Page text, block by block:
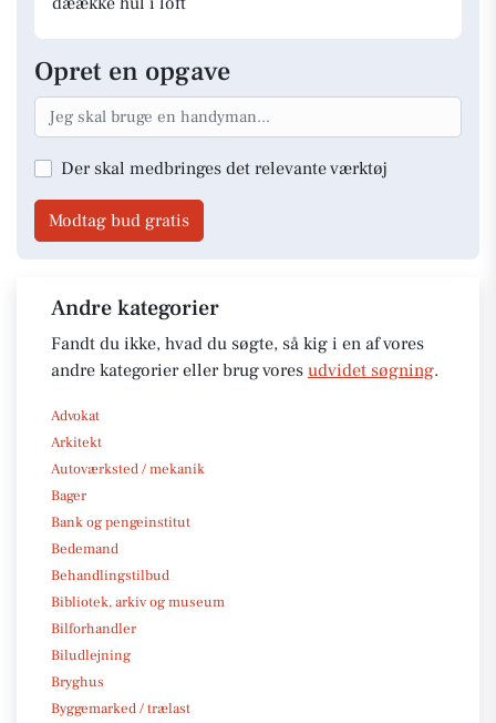
Opret en opgave
Der skal medbringes det relevante værktøj
Modtag bud gratis
Andre kategorier
Fandt du ikke, hvad du søgte, så kig i en af vores
andre kategorier eller brug vores udvidet søgning.
Advokat
Arkitekt
Autoværksted / mekanik
Bager
Bank og pengeinstitut
Bedemand
Behandlingstilbud
Bibliotek, arkiv og museum
Bilforhandler
Biludlejning
Bryghus
Byggemarked / trælast